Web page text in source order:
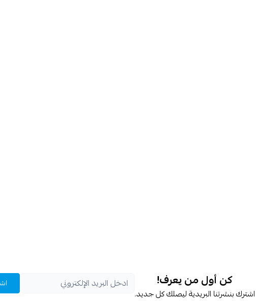
كن أول من يعرف!
اشترك بنشرتنا البريدية ليصلك كل جديد.